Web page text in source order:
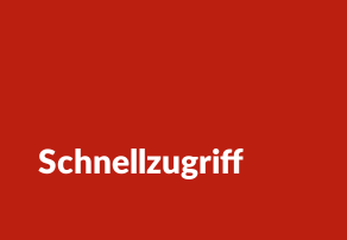
Schnellzugriff